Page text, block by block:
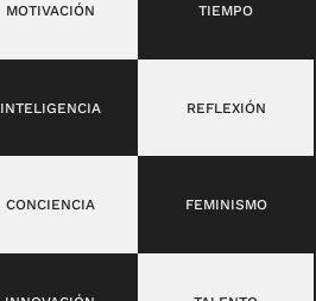
MOTIVACIÓN TIEMPO
INTELIGENCIA REFLEXIÓN
CONCIENCIA FEMINISMO